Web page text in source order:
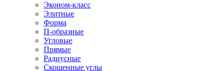
Эконом-класс
Элитные
Форма
П-образные
Угловые
Прямые
Радиусные
Скошенные углы